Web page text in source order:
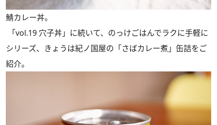
鯖カレー丼。
「vol.19 穴子丼」 に続いて、のっけごはんでラクに手軽に
シリーズ、きょうは紀ノ国屋の「さばカレー煮」缶詰をご
紹介。